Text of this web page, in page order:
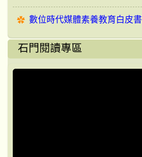
數位時代媒體素養教育白皮書
石門閱讀專區